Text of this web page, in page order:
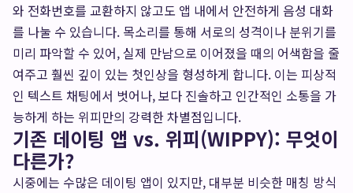
와 전화번호를 교환하지 않고도 앱 내에서 안전하게 음성 대화
를 나눌 수 있습니다. 목소리를 통해 서로의 성격이나 분위기를
미리 파악할 수 있어, 실제 만남으로 이어졌을 때의 어색함을 줄
여주고 훨씬 깊이 있는 첫인상을 형성하게 합니다. 이는 피상적
인 텍스트 채팅에서 벗어나, 보다 진솔하고 인간적인 소통을 가
능하게 하는 위피만의 강력한 차별점입니다.
기존 데이팅 앱 vs. 위피(WIPPY): 무엇이
다른가?
시중에는 수많은 데이팅 앱이 있지만, 대부분 비슷한 매칭 방식